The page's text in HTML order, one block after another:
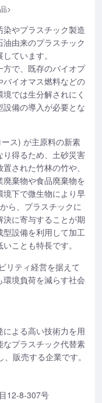
>
やプラスチック製造
由来のプラスチック
ています。
で、既存のバイオプ
イオマス燃料などの
では生分解されにく
備の導入が必要とな
ス) が主原料の新素
得るため、土砂災害
された竹林の竹や、
棄物や食品廃棄物を
境下で微生物により早
ら、プラスチックに
に寄与することが期
設備を利用して加工
ことも特長です。
リティ経営を据えて
境負荷を減らす社会
よる高い技術力を用
プラスチック代替素
販売する企業です。
12-8-307号